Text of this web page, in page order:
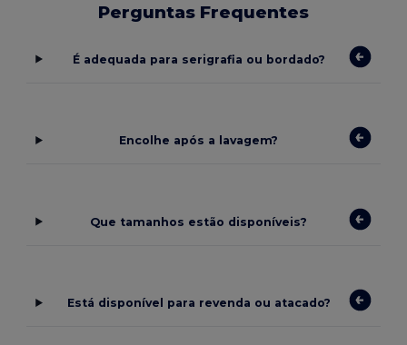
Perguntas Frequentes
É adequada para serigrafia ou bordado?
Encolhe após a lavagem?
Que tamanhos estão disponíveis?
Está disponível para revenda ou atacado?